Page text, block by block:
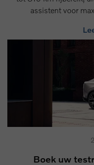
assistent voor
Boek uw